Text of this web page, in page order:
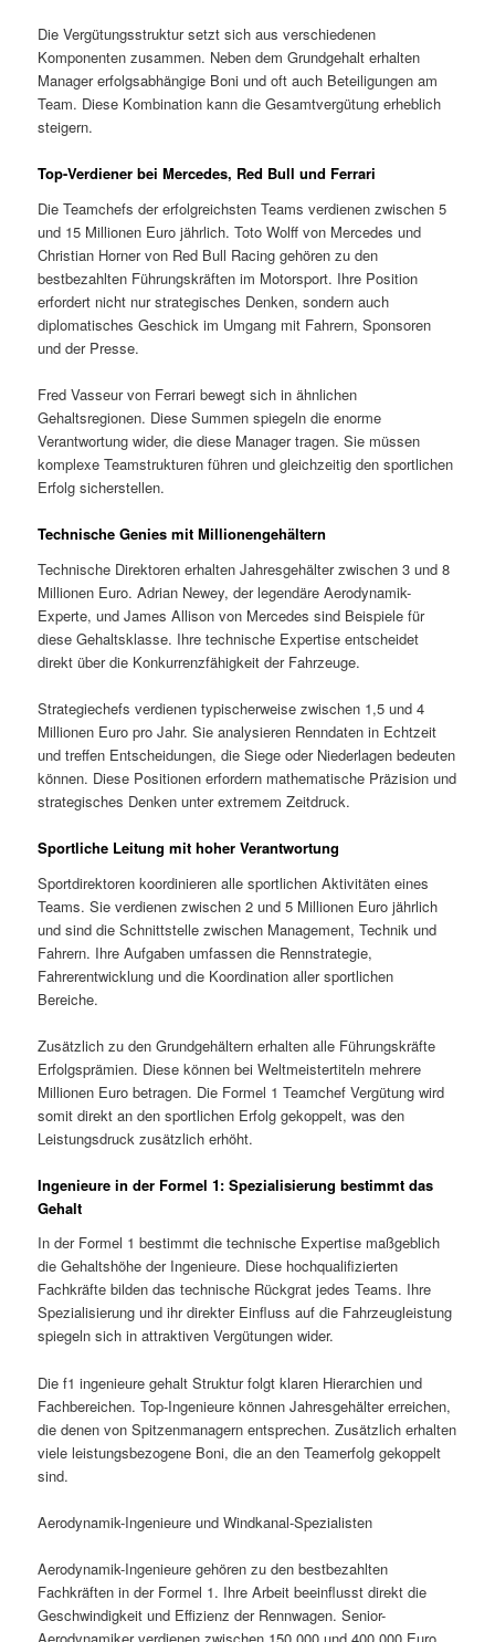
Die Vergütungsstruktur setzt sich aus verschiedenen
Komponenten zusammen. Neben dem Grundgehalt erhalten
Manager erfolgsabhängige Boni und oft auch Beteiligungen am
Team. Diese Kombination kann die Gesamtvergütung erheblich
steigern.
Top-Verdiener bei Mercedes, Red Bull und Ferrari
Die Teamchefs der erfolgreichsten Teams verdienen zwischen 5
und 15 Millionen Euro jährlich. Toto Wolff von Mercedes und
Christian Horner von Red Bull Racing gehören zu den
bestbezahlten Führungskräften im Motorsport. Ihre Position
erfordert nicht nur strategisches Denken, sondern auch
diplomatisches Geschick im Umgang mit Fahrern, Sponsoren
und der Presse.
Fred Vasseur von Ferrari bewegt sich in ähnlichen
Gehaltsregionen. Diese Summen spiegeln die enorme
Verantwortung wider, die diese Manager tragen. Sie müssen
komplexe Teamstrukturen führen und gleichzeitig den sportlichen
Erfolg sicherstellen.
Technische Genies mit Millionengehältern
Technische Direktoren erhalten Jahresgehälter zwischen 3 und 8
Millionen Euro. Adrian Newey, der legendäre Aerodynamik-
Experte, und James Allison von Mercedes sind Beispiele für
diese Gehaltsklasse. Ihre technische Expertise entscheidet
direkt über die Konkurrenzfähigkeit der Fahrzeuge.
Strategiechefs verdienen typischerweise zwischen 1,5 und 4
Millionen Euro pro Jahr. Sie analysieren Renndaten in Echtzeit
und treffen Entscheidungen, die Siege oder Niederlagen bedeuten
können. Diese Positionen erfordern mathematische Präzision und
strategisches Denken unter extremem Zeitdruck.
Sportliche Leitung mit hoher Verantwortung
Sportdirektoren koordinieren alle sportlichen Aktivitäten eines
Teams. Sie verdienen zwischen 2 und 5 Millionen Euro jährlich
und sind die Schnittstelle zwischen Management, Technik und
Fahrern. Ihre Aufgaben umfassen die Rennstrategie,
Fahrerentwicklung und die Koordination aller sportlichen
Bereiche.
Zusätzlich zu den Grundgehältern erhalten alle Führungskräfte
Erfolgsprämien. Diese können bei Weltmeistertiteln mehrere
Millionen Euro betragen. Die Formel 1 Teamchef Vergütung wird
somit direkt an den sportlichen Erfolg gekoppelt, was den
Leistungsdruck zusätzlich erhöht.
Ingenieure in der Formel 1: Spezialisierung bestimmt das
Gehalt
In der Formel 1 bestimmt die technische Expertise maßgeblich
die Gehaltshöhe der Ingenieure. Diese hochqualifizierten
Fachkräfte bilden das technische Rückgrat jedes Teams. Ihre
Spezialisierung und ihr direkter Einfluss auf die Fahrzeugleistung
spiegeln sich in attraktiven Vergütungen wider.
Die f1 ingenieure gehalt Struktur folgt klaren Hierarchien und
Fachbereichen. Top-Ingenieure können Jahresgehälter erreichen,
die denen von Spitzenmanagern entsprechen. Zusätzlich erhalten
viele leistungsbezogene Boni, die an den Teamerfolg gekoppelt
sind.
Aerodynamik-Ingenieure und Windkanal-Spezialisten
Aerodynamik-Ingenieure gehören zu den bestbezahlten
Fachkräften in der Formel 1. Ihre Arbeit beeinflusst direkt die
Geschwindigkeit und Effizienz der Rennwagen. Senior-